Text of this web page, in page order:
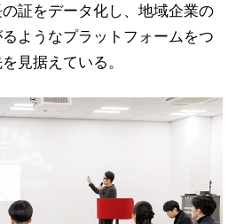
証をデータ化し、地域企業の
ようなプラットフォームをつ
見据えている。